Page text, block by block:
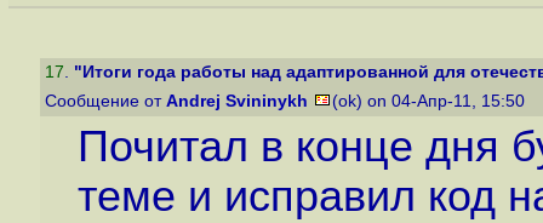
17. "Итоги года работы над адаптированной для
Сообщение от Andrej Svininykh (ok) on 04-Апр-11, 15:50
Почитал в конце дня
теме и исправил код